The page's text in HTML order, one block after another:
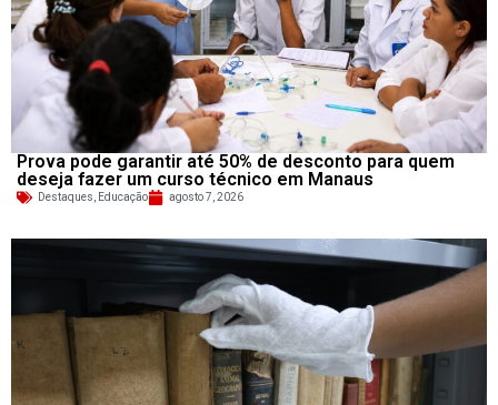
Prova pode garantir até 50% de desconto para quem
deseja fazer um curso técnico em Manaus
Destaques Educação agosto 7, 2026